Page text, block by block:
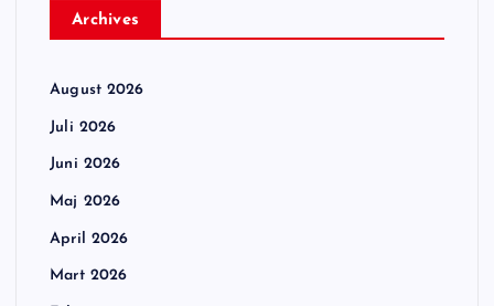
Archives
August 2026
Juli 2026
Juni 2026
Maj 2026
April 2026
Mart 2026